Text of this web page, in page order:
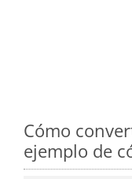
Cómo
ejemplo de